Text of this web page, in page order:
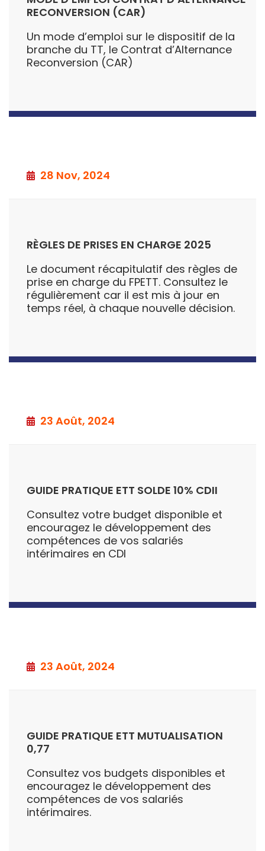
RECONVERSION (CAR)
Un mode d’emploi sur le dispositif de la
branche du TT, le Contrat d’Alternance
Reconversion (CAR)
28 Nov, 2024
RÈGLES DE PRISES EN CHARGE 2025
Le document récapitulatif des règles de
prise en charge du FPETT. Consultez le
régulièrement car il est mis à jour en
temps réel, à chaque nouvelle décision.
23 Août, 2024
GUIDE PRATIQUE ETT SOLDE 10% CDII
Consultez votre budget disponible et
encouragez le développement des
compétences de vos salariés
intérimaires en CDI
23 Août, 2024
GUIDE PRATIQUE ETT MUTUALISATION
0,77
Consultez vos budgets disponibles et
encouragez le développement des
compétences de vos salariés
intérimaires.